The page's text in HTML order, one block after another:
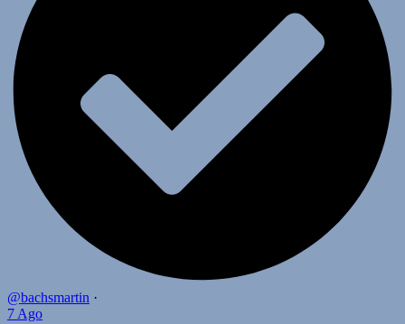
@bachsmartin ·
7 Ago